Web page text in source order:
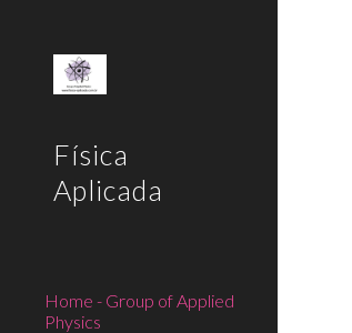
Física
Aplicada
Home - Group of Applied
Physics